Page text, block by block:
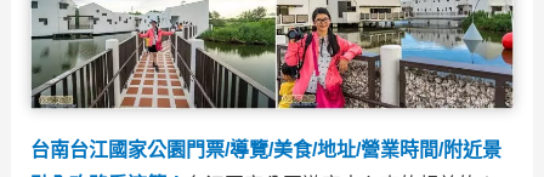
台南台江國家公園門票/導覽/美食/地址/營業時間/附近景